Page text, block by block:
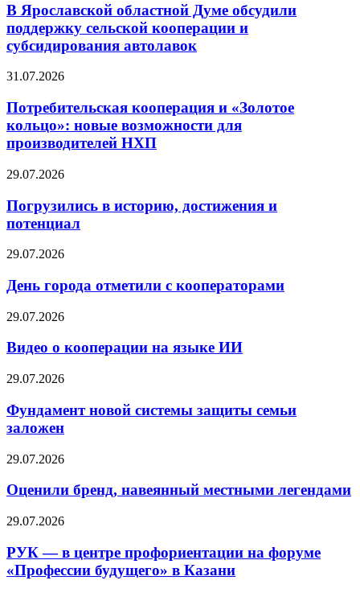
В Ярославской областной Думе обсудили
поддержку сельской кооперации и
субсидирования автолавок
31.07.2026
Потребительская кооперация и «Золотое
кольцо»: новые возможности для
производителей НХП
29.07.2026
Погрузились в историю, достижения и
потенциал
29.07.2026
День города отметили с кооператорами
29.07.2026
Видео о кооперации на языке ИИ
29.07.2026
Фундамент новой системы защиты семьи
заложен
29.07.2026
Оценили бренд, навеянный местными легендами
29.07.2026
РУК — в центре профориентации на форуме
«Профессии будущего» в Казани